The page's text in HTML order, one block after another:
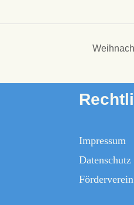
Impressum
Datenschutz